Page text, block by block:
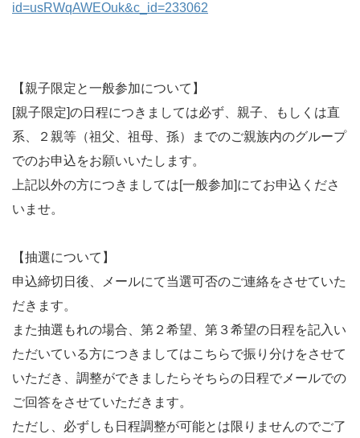
id=usRWqAWEOuk&c_id=233062
【親子限定と一般参加について】
[親子限定]の日程につきましては必ず、親子、もしくは直
系、２親等（祖父、祖母、孫）までのご親族内のグループ
でのお申込をお願いいたします。
上記以外の方につきましては[一般参加]にてお申込くださ
いませ。
【抽選について】
申込締切日後、メールにて当選可否のご連絡をさせていた
だきます。
また抽選もれの場合、第２希望、第３希望の日程を記入い
ただいている方につきましてはこちらで振り分けをさせて
いただき、調整ができましたらそちらの日程でメールでの
ご回答をさせていただきます。
ただし、必ずしも日程調整が可能とは限りませんのでご了